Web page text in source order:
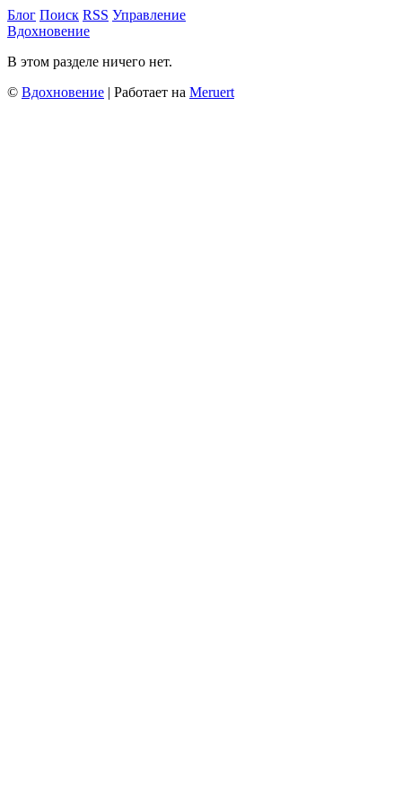
Блог Поиск RSS Управление
Вдохновение
В этом разделе ничего нет.
© Вдохновение | Работает на Meruert